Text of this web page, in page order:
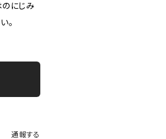
にじみ
。
通報する